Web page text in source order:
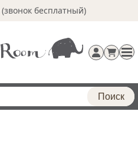
(звонок бесплатный)
Поиск